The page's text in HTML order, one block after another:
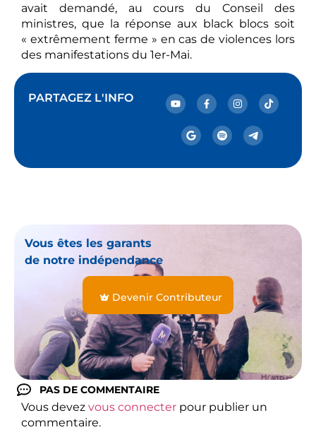
avait demandé, au cours du Conseil des
ministres, que la réponse aux black blocs soit
« extrêmement ferme » en cas de violences lors
des manifestations du 1er-Mai.
PARTAGEZ L'INFO
Vous êtes les garants
de notre indépendance
Devenir Contributeur
PAS DE COMMENTAIRE
Vous devez vous connecter pour publier un
commentaire.